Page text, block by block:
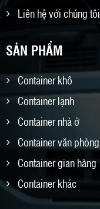
Liên hệ với chúng tôi
SẢN PHẨM
Container khô
Container lạnh
Container nhà ở
Container văn phòng
Container gian hàng
Container khác